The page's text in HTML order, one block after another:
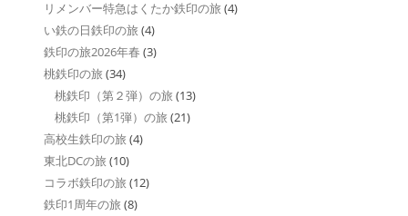
リメンバー特急はくたか鉄印の旅 (4)
い鉄の日鉄印の旅 (4)
鉄印の旅2026年春 (3)
桃鉄印の旅 (34)
桃鉄印（第２弾）の旅 (13)
桃鉄印（第1弾）の旅 (21)
高校生鉄印の旅 (4)
東北DCの旅 (10)
コラボ鉄印の旅 (12)
鉄印1周年の旅 (8)